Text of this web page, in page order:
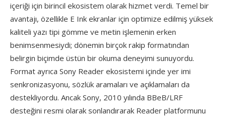
içeriği için birincil ekosistem olarak hizmet verdi. Temel bir
avantajı, özellikle E Ink ekranlar için optimize edilmiş yüksek
kaliteli yazı tipi gömme ve metin işlemenin erken
benimsenmesiydi; dönemin birçok rakip formatından
belirgin biçimde üstün bir okuma deneyimi sunuyordu.
Format ayrıca Sony Reader ekosistemi içinde yer imi
senkronizasyonu, sözlük aramaları ve açıklamaları da
destekliyordu. Ancak Sony, 2010 yılında BBeB/LRF
desteğini resmi olarak sonlandırarak Reader platformunu